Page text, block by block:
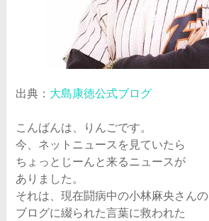
出典： 大島康徳公式ブログ
こんばんは、りんごです。
今、ネットニュースを見ていたら
ちょっとじーんと来るニュースが
ありました。
それは、現在闘病中の小林麻央さんの
ブログに綴られた言葉に救われた